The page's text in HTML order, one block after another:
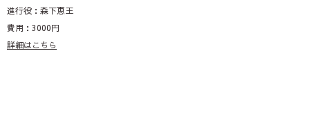
進行役：森下恵王
費用：3000円
詳細はこちら